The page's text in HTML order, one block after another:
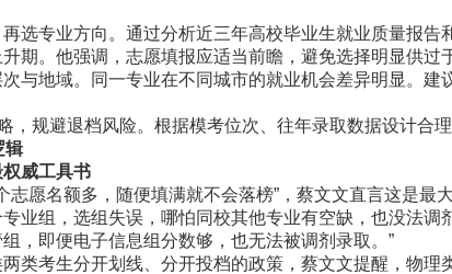
专业方向。通过分析近三年高校毕业生就业质量报告
期。他强调，志愿填报应适当前瞻，避免选择明显供过
地域。同一专业在不同城市的就业机会差异明显。建
规避退档风险。根据模考位次、往年录取数据设计合理
辑
威工具书
愿名额多，随便填满就不会落榜”，蔡文文直言这是最
业组，选组失误，哪怕同校其他专业有空缺，也没法
，即便电子信息组分数够，也无法被调剂录取。”
考生分开划线、分开投档的政策，蔡文文提醒，物理